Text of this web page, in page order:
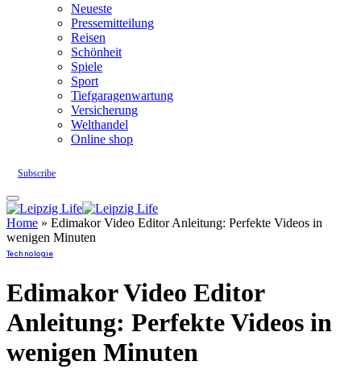
Neueste
Pressemitteilung
Reisen
Schönheit
Spiele
Sport
Tiefgaragenwartung
Versicherung
Welthandel
Online shop
Subscribe
Home » Edimakor Video Editor Anleitung: Perfekte Videos in
wenigen Minuten
Technologie
Edimakor Video Editor
Anleitung: Perfekte Videos in
wenigen Minuten